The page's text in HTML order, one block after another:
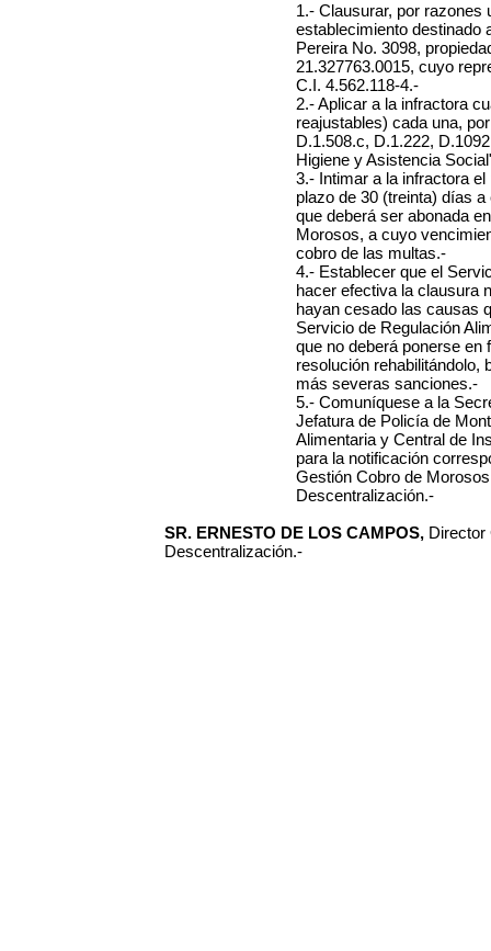
1.- Clausurar, por razones
establecimiento destinado
Pereira No. 3098,
21.327763.0015, cuyo
C.I. 4.562.118-4.-
2.- Aplicar a la infractora
reajustables) cada una,
D.1.508.c, D.1.222,
Higiene y Asistencia
3.- Intimar a la infractora
plazo de 30 (treinta) días
que deberá ser abonada
Morosos, a cuyo
cobro de las multas.-
4.- Establecer que el
hacer efectiva la clausura
hayan cesado las causas
Servicio de Regulación
que no deberá ponerse en
resolución rehabilitándolo,
más severas sanciones.-
5.- Comuníquese a la
Jefatura de Policía de
Alimentaria y Central de
para la notificación
Gestión Cobro de
Descentralización.-
SR. ERNESTO DE LOS CAMPOS, Director
Descentralización.-